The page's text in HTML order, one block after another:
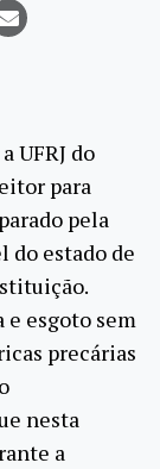
UFRJ do
para
pela
do estado de
e esgoto sem
precárias
nesta
a